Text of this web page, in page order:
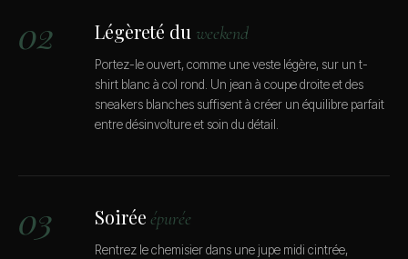
02 Légèreté du weekend
Portez-le ouvert, comme une veste légère, sur un t-
shirt blanc à col rond. Un jean à coupe droite et des
sneakers blanches suffisent à créer un équilibre parfait
entre désinvolture et soin du détail.
03 Soiréeépurée
Rentrez le chemisier dans une jupe midi cintrée,